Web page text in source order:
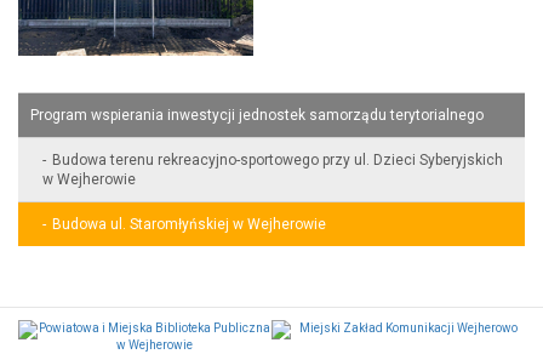
Program wspierania inwestycji jednostek samorządu terytorialnego
Budowa terenu rekreacyjno-sportowego przy ul. Dzieci Syberyjskich
w Wejherowie
Budowa ul. Staromłyńskiej w Wejherowie